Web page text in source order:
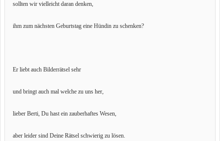
sollten wir vielleicht daran denken,
ihm zum nächsten Geburtstag eine Hündin zu schenken?
Er liebt auch Bilderrätsel sehr
und bringt auch mal welche zu uns her,
lieber Berti, Du hast ein zauberhaftes Wesen,
aber leider sind Deine Rätsel schwierig zu lösen.